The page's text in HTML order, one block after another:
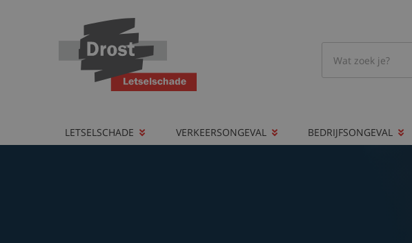
LETSELSCHADE VERKEERSONGEVAL BEDRIJFSONGEVAL